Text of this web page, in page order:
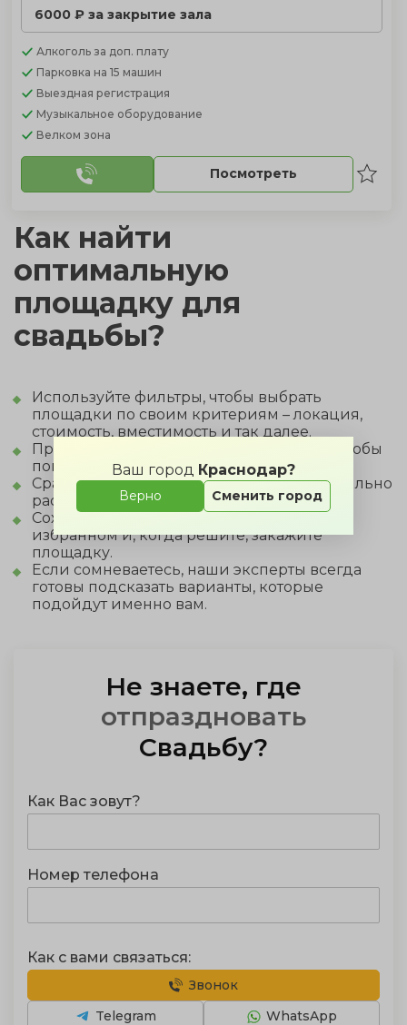
Ваш город Краснодар?
Верно Сменить город
6000 ₽ за закрытие зала
Алкоголь за доп. плату
Парковка на 15 машин
Выездная регистрация
Музыкальное оборудование
Велком зона
Посмотреть
Как найти
оптимальную
площадку для
свадьбы?
Используйте фильтры, чтобы выбрать
площадки по своим критериям – локация,
стоимость, вместимость и так далее.
Просмотрите описания, фото и отзывы, чтобы
понять особенности каждой площадки.
Сравните стоимость аренды, чтобы правильно
рассчитать бюджет свадьбы.
Сохраните интересные предложения в
избранном и, когда решите, закажите
площадку.
Если сомневаетесь, наши эксперты всегда
готовы подсказать варианты, которые
подойдут именно вам.
Не знаете, где
отпраздновать
Свадьбу?
Как Вас зовут?
Номер телефона
Как с вами связаться:
Звонок
WhatsApp
Telegram